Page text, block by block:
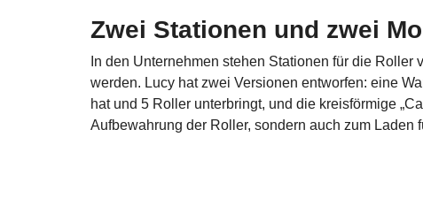
Zwei Stationen und zwei
In den Unternehmen stehen Stationen für die
werden. Lucy hat zwei Versionen entworfen: eine
hat und 5 Roller unterbringt, und die kreisförmige
Aufbewahrung der Roller, sondern auch zum Laden